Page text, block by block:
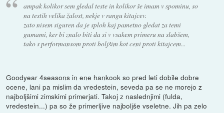
ampak kolikor sem gledal teste in kolikor še imam v spominu, so
na testih velika žalost, nekje v rangu kitajcev.
zato nisem siguren da je sploh kaj pametno gledat za temi
gumami, ker bi znalo biti da si v vsakem primeru na slabšem,
tako s performansom proti boljšim kot ceni proti kitajcem...
Goodyear 4seasons in ene hankook so pred leti dobile dobre
ocene, lani pa mislim da vredestein, seveda pa se ne morejo z
najboljšimi zimskimi primerjati. Takoj z naslednjimi (fulda,
vredestein...) pa so že primerljive najboljše vseletne. Jih pa zelo